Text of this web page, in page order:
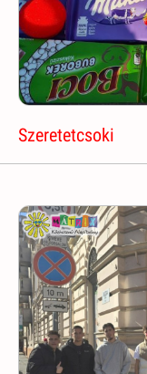
Szeretetcsoki